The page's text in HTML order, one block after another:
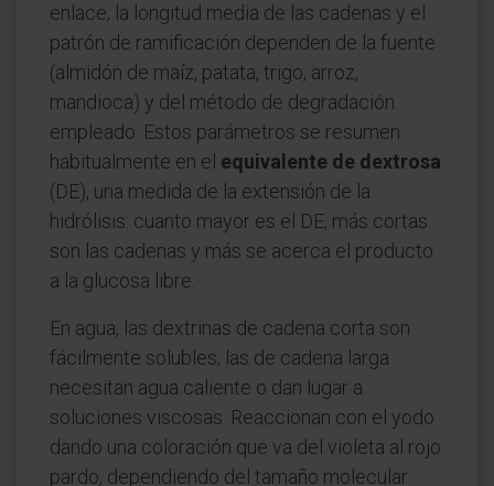
enlace, la longitud media de las cadenas y el
patrón de ramificación dependen de la fuente
(almidón de maíz, patata, trigo, arroz,
mandioca) y del método de degradación
empleado. Estos parámetros se resumen
habitualmente en el equivalente de dextrosa
(DE), una medida de la extensión de la
hidrólisis: cuanto mayor es el DE, más cortas
son las cadenas y más se acerca el producto
a la glucosa libre.
En agua, las dextrinas de cadena corta son
fácilmente solubles; las de cadena larga
necesitan agua caliente o dan lugar a
soluciones viscosas. Reaccionan con el yodo
dando una coloración que va del violeta al rojo
pardo, dependiendo del tamaño molecular.